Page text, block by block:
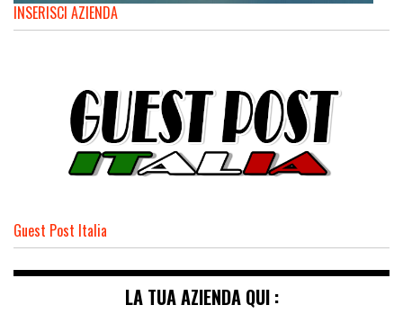
INSERISCI AZIENDA
Guest Post Italia
LA TUA AZIENDA QUI :